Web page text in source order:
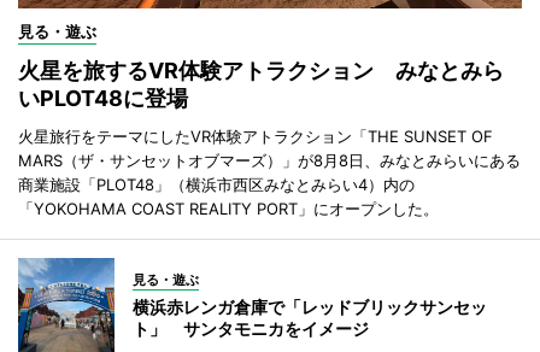
見る・遊ぶ
火星を旅するVR体験アトラクション みなとみら
いPLOT48に登場
火星旅行をテーマにしたVR体験アトラクション「THE SUNSET OF
MARS（ザ・サンセットオブマーズ）」が8月8日、みなとみらいにある
商業施設「PLOT48」（横浜市西区みなとみらい4）内の
「YOKOHAMA COAST REALITY PORT」にオープンした。
見る・遊ぶ
横浜赤レンガ倉庫で「レッドブリックサンセッ
ト」 サンタモニカをイメージ